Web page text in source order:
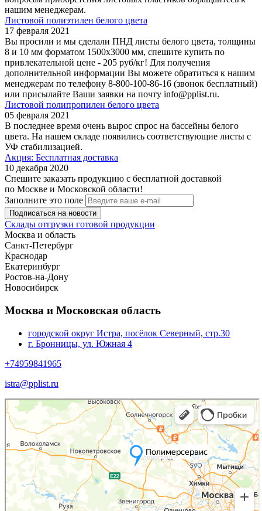
нашим менеджерам.
Листовой полиэтилен белого цвета
17 февраля 2021
Вы просили и мы сделали ПНД листы белого цвета, толщины
8 и 10 мм форматом 1500х3000 мм, спешите купить по
привлекательной цене - 205 руб/кг! Для получения
дополнительной информации Вы можете обратиться к нашим
менеджерам по телефону 8-800-100-86-16 (звонок бесплатный)
или присылайте Ваши заявки на почту info@pplist.ru.
Листовой полипропилен белого цвета
05 февраля 2021
В последнее время очень вырос спрос на бассейны белого
цвета. На нашем складе появились соответствующие листы с
УФ стабилизацией.
Акция: Бесплатная доставка
10 декабря 2020
Спешите заказать продукцию с бесплатной доставкой
по Москве и Московской области!
Заполните это поле
Склады отгрузки готовой продукции
Москва и область
Санкт-Петербург
Краснодар
Екатеринбург
Ростов-на-Дону
Новосибирск
Москва и Московская область
городской округ Истра, посёлок Северный, стр.30
г. Бронницы, ул. Южная 4
+74959841965
istra@pplist.ru